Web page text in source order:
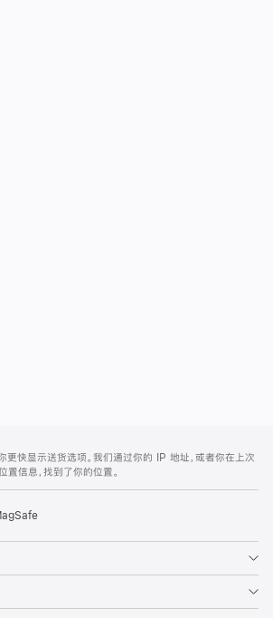
更快显示送货选项。我们通过你的 IP 地址，或者你在上次
信息，找到了你的位置。